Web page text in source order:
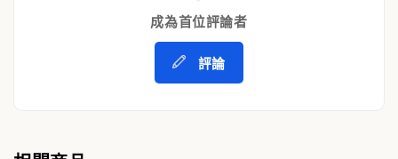
成為首位評論者
評論